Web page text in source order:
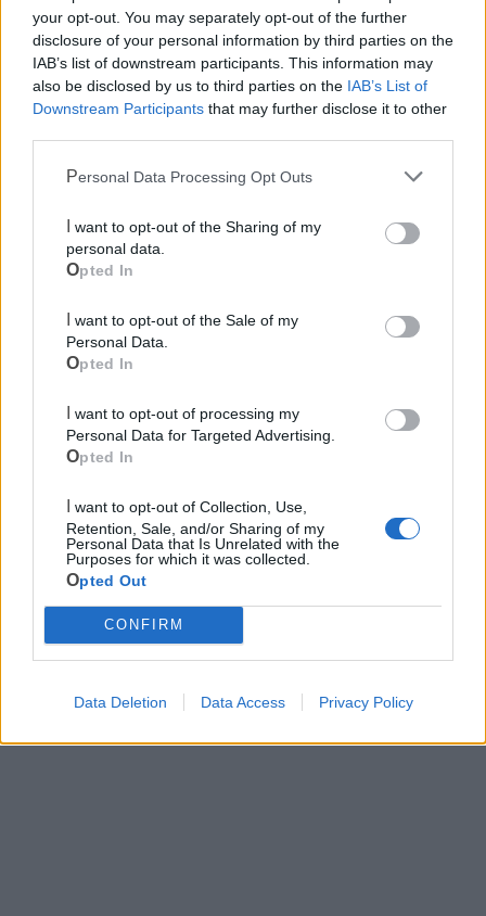
your opt-out. You may separately opt-out of the further
disclosure of your personal information by third parties on the
IAB’s list of downstream participants. This information may
also be disclosed by us to third parties on the IAB’s List of
Downstream Participants that may further disclose it to other
Personal Data Processing Opt Outs
personal data.
Opted In
Personal Data.
Opted In
Personal Data for Targeted Advertising.
Opted In
Retention, Sale, and/or Sharing of my
Personal Data that Is Unrelated with the
Purposes for which it was collected.
Opted Out
CONFIRM
Data Deletion Data Access Privacy Policy
città direttamente sul tuo smartphone. Scarica Telegram
e
clicca qui
Farmacia di turno
Cimitero
Polizia Locale
Pubblica illuminazione
LE INFO UTILI DI MASSAFRA